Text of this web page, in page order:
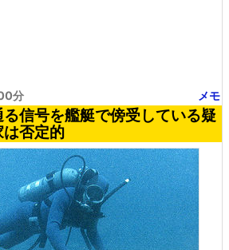
分 メモ
信号を艦艇で傍受している疑
否定的